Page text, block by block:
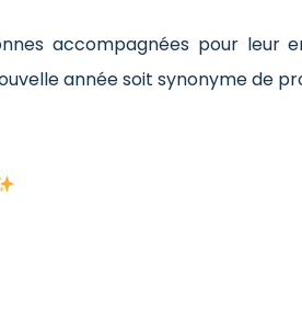
accompagnées pour leur
année soit synonyme de